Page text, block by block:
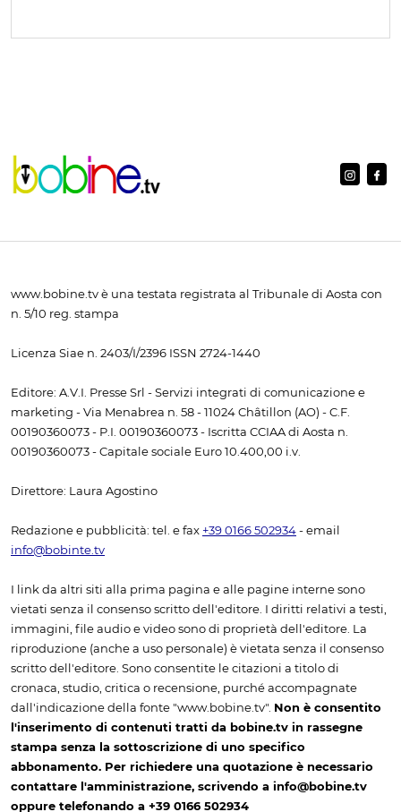
www.bobine.tv è una testata registrata al Tribunale di Aosta con
n. 5/10 reg. stampa
Licenza Siae n. 2403/I/2396 ISSN 2724-1440
Editore: A.V.I. Presse Srl - Servizi integrati di comunicazione e
marketing - Via Menabrea n. 58 - 11024 Châtillon (AO) - C.F.
00190360073 - P.I. 00190360073 - Iscritta CCIAA di Aosta n.
00190360073 - Capitale sociale Euro 10.400,00 i.v.
Direttore: Laura Agostino
Redazione e pubblicità: tel. e fax +39 0166 502934 - email
info@bobinte.tv
I link da altri siti alla prima pagina e alle pagine interne sono
vietati senza il consenso scritto dell'editore. I diritti relativi a testi,
immagini, file audio e video sono di proprietà dell'editore. La
riproduzione (anche a uso personale) è vietata senza il consenso
scritto dell'editore. Sono consentite le citazioni a titolo di
cronaca, studio, critica o recensione, purché accompagnate
dall'indicazione della fonte "www.bobine.tv". Non è consentito
l'inserimento di contenuti tratti da bobine.tv in rassegne
stampa senza la sottoscrizione di uno specifico
abbonamento. Per richiedere una quotazione è necessario
contattare l'amministrazione, scrivendo a info@bobine.tv
oppure telefonando a +39 0166 502934